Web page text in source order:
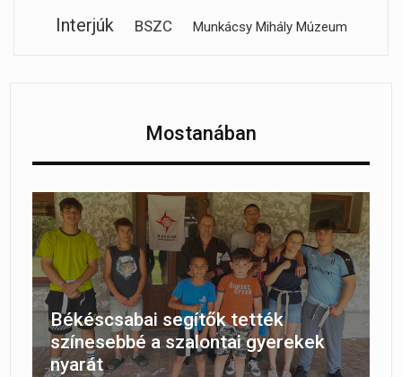
Interjúk BSZC Munkácsy Mihály Múzeum
Mostanában
Békéscsabai segítők tették
színesebbé a szalontai gyerekek
nyarát